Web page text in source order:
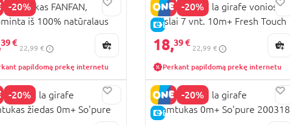
-20%
stirniukas FANFAN,
iš 100% natūralaus
0mėn.+, 616341
39 €
22,99 €
papildomą prekę internetu
-20%
E-KAINA
VULLI Sophie la girafe vonios
žaislai 7 vnt. 10m+ Fresh Touch
523428
18,39 €
22,99 €
Perkant papildomą prekę internetu
-20%
Sophie la girafe
žiedas 0m+ So'pure
-20%
E-KAINA
VULLI Sophie la girafe
kramtukas 0m+ So'pure 200318